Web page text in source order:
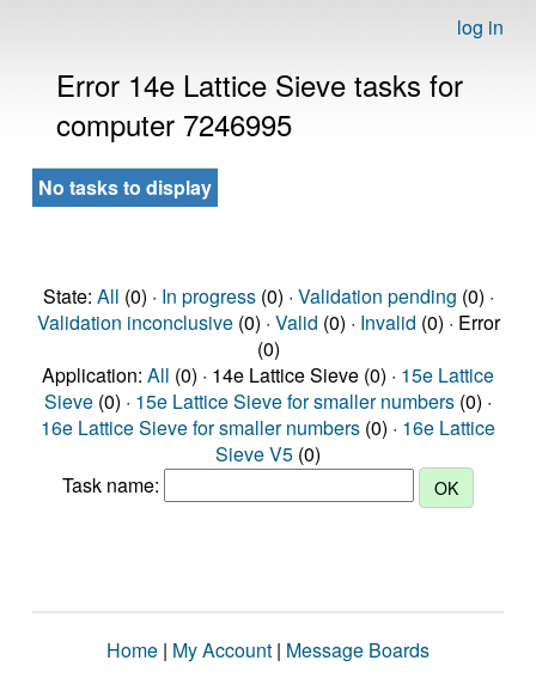
log in
Error 14e Lattice Sieve tasks for
computer 7246995
No tasks to display
State: All (0) · In progress(0) · Validation pending (0) ·
Validation inconclusive(0) · Valid (0) · Invalid (0) · Error
(0)
Application: All (0) · 14e Lattice Sieve (0) · 15e Lattice
Sieve (0) · 15e Lattice Sieve for smaller numbers (0) ·
16e Lattice Sieve for smaller numbers (0) · 16e Lattice
Sieve V5 (0)
Task name:
Home | My Account | Message Boards